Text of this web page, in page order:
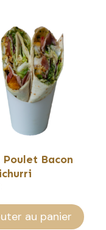
Poulet Bacon
au panier